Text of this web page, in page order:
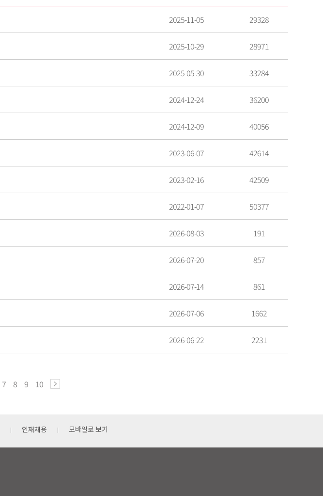
2025-11-05 29328
2025-10-29 28971
2025-05-30 33284
2024-12-24 36200
2024-12-09 40056
2023-06-07 42614
2023-02-16 42509
2022-01-07 50377
2026-08-03 191
2026-07-20 857
2026-07-14 861
2026-07-06 1662
2026-06-22 2231
7 8 9 10
인재채용 모바일로 보기